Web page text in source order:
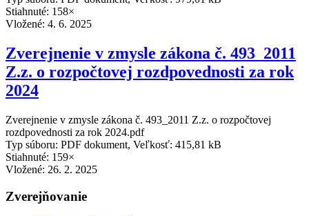
Stiahnuté: 158×
Vložené: 4. 6. 2025
Zverejnenie v zmysle zákona č. 493_2011
Z.z. o rozpočtovej rozdpovednosti za rok
2024
Zverejnenie v zmysle zákona č. 493_2011 Z.z. o rozpočtovej
rozdpovednosti za rok 2024.pdf
Typ súboru: PDF dokument, Veľkosť: 415,81 kB
Stiahnuté: 159×
Vložené: 26. 2. 2025
Zverejňovanie